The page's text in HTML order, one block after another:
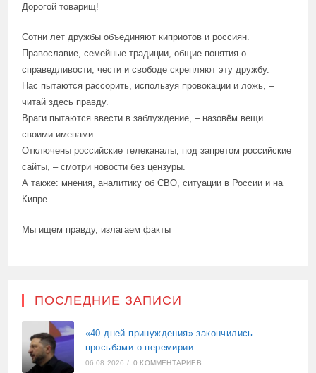
Дорогой товарищ!
Сотни лет дружбы объединяют киприотов и россиян.
Православие, семейные традиции, общие понятия о
справедливости, чести и свободе скрепляют эту дружбу.
Нас пытаются рассорить, используя провокации и ложь, –
читай здесь правду.
Враги пытаются ввести в заблуждение, – назовём вещи
своими именами.
Отключены российские телеканалы, под запретом российские
сайты, – смотри новости без цензуры.
А также: мнения, аналитику об СВО, ситуации в России и на
Кипре.
Мы ищем правду, излагаем факты
ПОСЛЕДНИЕ ЗАПИСИ
«40 дней принуждения» закончились
просьбами о перемирии:
06.08.2026 / 0 КОММЕНТАРИЕВ